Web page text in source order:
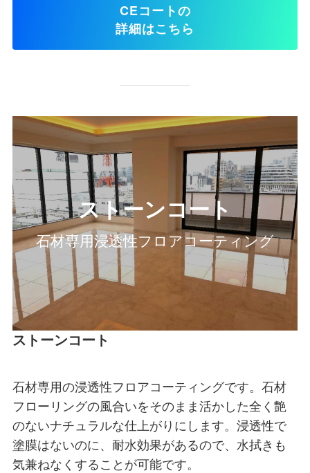
CEコートの
詳細はこちら
ストーンコート
石材専用浸透性フロアコーティング
ストーンコート
石材専用の浸透性フロアコーティングです。石材
フローリングの風合いをそのまま活かした全く艶
のないナチュラルな仕上がりにします。浸透性で
塗膜はないのに、耐水効果があるので、水拭きも
気兼ねなくすることが可能です。